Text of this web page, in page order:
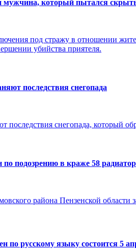
который пытался
под стражу в отношении
убийства приятеля.
последствия снегопада
снегопада, который
подозрению в краже 58
района Пензенской области
по русскому языку состоится 5